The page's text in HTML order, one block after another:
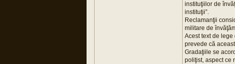
instituţiilor de
instituţii”.
Reclamanţii
militare de
Acest text de
prevede că
Gradaţiile se
poliţist, aspect ce